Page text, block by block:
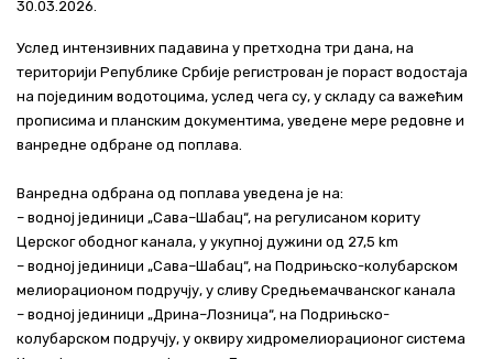
Контакт
+381 11 311 94 00 office@srbijavode.rs
30.03.2026.
Услед интензивних падавина у претходна три дана, на
територији Републике Србије регистрован је пораст водостаја
на појединим водотоцима, услед чега су, у складу са важећим
прописима и планским документима, уведене мере редовне и
ванредне одбране од поплава.
Ванредна одбрана од поплава уведена је на:
– водној јединици „Сава–Шабац“, на регулисаном кориту
Церског ободног канала, у укупној дужини од 27,5 km
– водној јединици „Сава–Шабац“, на Подрињско-колубарском
мелиорационом подручју, у сливу Средњемачванског канала
– водној јединици „Дрина–Лозница“, на Подрињско-
колубарском подручју, у оквиру хидромелиорационог система